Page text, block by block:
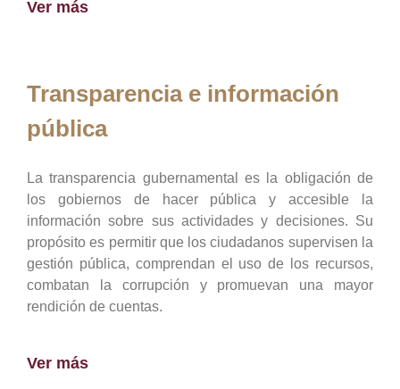
Ver más
Transparencia e información
pública
La transparencia gubernamental es la obligación de
los gobiernos de hacer pública y accesible la
información sobre sus actividades y decisiones. Su
propósito es permitir que los ciudadanos supervisen la
gestión pública, comprendan el uso de los recursos,
combatan la corrupción y promuevan una mayor
rendición de cuentas.
Ver más